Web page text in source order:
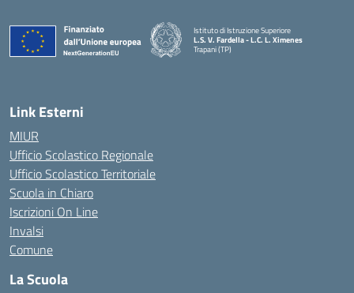
Istituto di Istruzione Superiore
L.S. V. Fardella - L.C. L. Ximenes
Trapani (TP)
Link Esterni
MIUR
Ufficio Scolastico Regionale
Ufficio Scolastico Territoriale
Scuola in Chiaro
Iscrizioni On Line
Invalsi
Comune
La Scuola